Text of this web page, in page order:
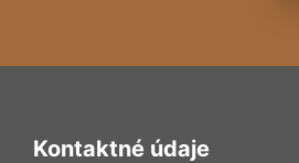
Kontaktné údaje